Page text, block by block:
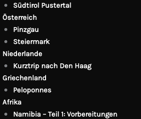
Südtirol Pustertal
Österreich
Pinzgau
Steiermark
Niederlande
Kurztrip nach Den Haag
Griechenland
Peloponnes
Afrika
Namibia – Teil 1: Vorbereitungen